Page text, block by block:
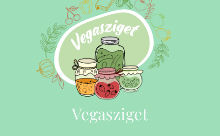
Vegasziget